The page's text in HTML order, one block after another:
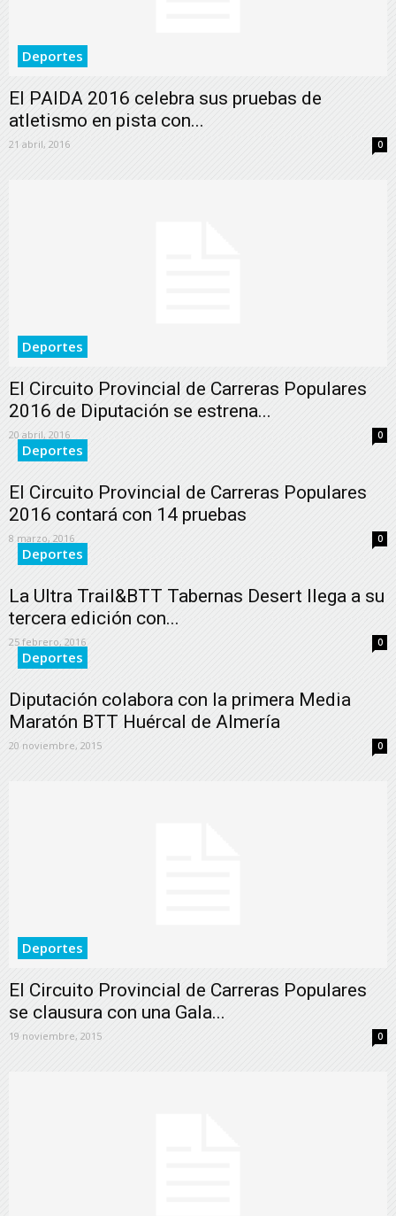
Deportes
El PAIDA 2016 celebra sus pruebas de
atletismo en pista con...
21 abril, 2016 0
Deportes
El Circuito Provincial de Carreras Populares
2016 de Diputación se estrena...
20 abril, 2016 0
Deportes
El Circuito Provincial de Carreras Populares
2016 contará con 14 pruebas
8 marzo, 2016 0
Deportes
La Ultra Trail&BTT Tabernas Desert llega a su
tercera edición con...
25 febrero, 2016 0
Deportes
Diputación colabora con la primera Media
Maratón BTT Huércal de Almería
20 noviembre, 2015 0
Deportes
El Circuito Provincial de Carreras Populares
se clausura con una Gala...
19 noviembre, 2015 0